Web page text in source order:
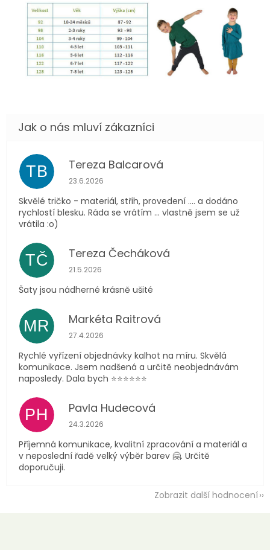
TB Tereza Balcarová
Hodnocení obchodu je 5 z 5 hvězdiček.
23.6.2026
Skvělé tričko - materiál, střih, provedení .... a dodáno
rychlostí blesku. Ráda se vrátím ... vlastně jsem se už
vrátila :o)
TČ Tereza Čecháková
Hodnocení obchodu je 5 z 5 hvězdiček.
21.5.2026
Šaty jsou nádherné krásně ušité
MR Markéta Raitrová
Hodnocení obchodu je 5 z 5 hvězdiček.
27.4.2026
Rychlé vyřízení objednávky kalhot na míru. Skvělá
komunikace. Jsem nadšená a určitě neobjednávám
naposledy. Dala bych ⭐️⭐️⭐️⭐️⭐️⭐️
PH Pavla Hudecová
Hodnocení obchodu je 5 z 5 hvězdiček.
24.3.2026
Příjemná komunikace, kvalitní zpracování a materiál a
v neposlední řadě velký výběr barev 🤗. Určitě
doporučuji.
Zobrazit další hodnocení